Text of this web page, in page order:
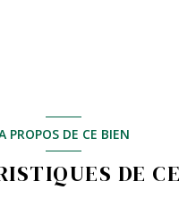
PROPOS DE CE BIEN
DE